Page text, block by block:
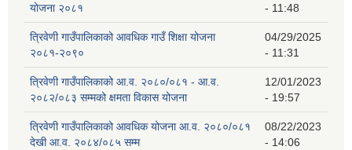
योजना २०८१
- 11:48
त्रिवेणी गाउँपालिकाको आवधिक गाउँ शिक्षा योजना
२०८१-२०९०
04/29/2025
- 11:31
त्रिवेणी गाउँपालिकाको आ.व. २०८०/०८१ - आ.व.
२०८२/०८३ सम्मको क्षमता विकास योजना
12/01/2023
- 19:57
त्रिवेणी गाउँपालिकाको आवधिक योजना आ.व. २०८०/०८१
देखी आ.व. २०८४/०८५ सम्म
08/22/2023
- 14:06